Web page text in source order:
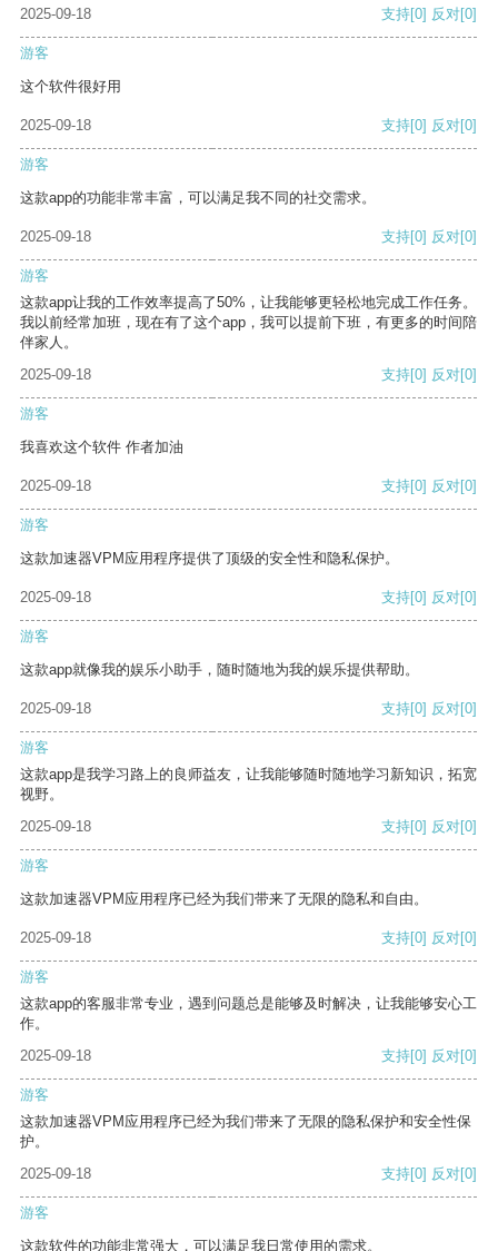
2025-09-18 支持[0] 反对[0]
游客
这个软件很好用
2025-09-18 支持[0] 反对[0]
游客
这款app的功能非常丰富，可以满足我不同的社交需求。
2025-09-18 支持[0] 反对[0]
游客
这款app让我的工作效率提高了50%，让我能够更轻松地完成工作任务。
我以前经常加班，现在有了这个app，我可以提前下班，有更多的时间陪
伴家人。
2025-09-18
支持[0] 反对[0]
游客
我喜欢这个软件 作者加油
2025-09-18 支持[0] 反对[0]
游客
这款加速器VPM应用程序提供了顶级的安全性和隐私保护。
2025-09-18 支持[0] 反对[0]
游客
这款app就像我的娱乐小助手，随时随地为我的娱乐提供帮助。
2025-09-18 支持[0] 反对[0]
游客
这款app是我学习路上的良师益友，让我能够随时随地学习新知识，拓宽
视野。
2025-09-18
支持[0] 反对[0]
游客
这款加速器VPM应用程序已经为我们带来了无限的隐私和自由。
2025-09-18 支持[0] 反对[0]
游客
这款app的客服非常专业，遇到问题总是能够及时解决，让我能够安心工
作。
2025-09-18
支持[0] 反对[0]
游客
这款加速器VPM应用程序已经为我们带来了无限的隐私保护和安全性保
护。
2025-09-18
支持[0] 反对[0]
游客
这款软件的功能非常强大，可以满足我日常使用的需求。